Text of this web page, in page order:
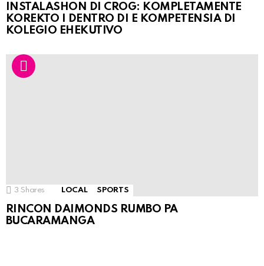
INSTALASHON DI CROG: KOMPLETAMENTE
KOREKTO I DENTRO DI E KOMPETENSIA DI
KOLEGIO EHEKUTIVO
3 Shares LOCAL SPORTS
RINCON DAIMONDS RUMBO PA
BUCARAMANGA